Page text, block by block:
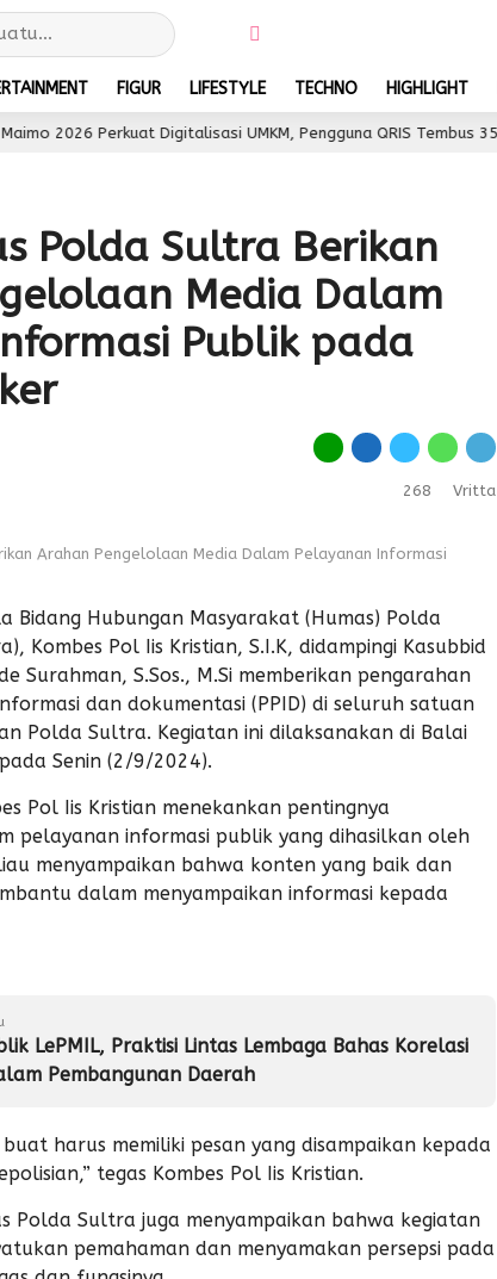
FIGUR LIFESTYLE TECHNO HIGHLIGHT
Perkuat Digitalisasi UMKM, Pengguna QRIS Tembus 350 Ribu
Polda Sultra Berikan
Media Dalam
Publik pada
268 Vritta
Arahan Pengelolaan Media Dalam Pelayanan Informasi
Bidang Hubungan Masyarakat (Humas) Polda
Kombes Pol Iis Kristian, S.I.K, didampingi Kasubbid
Surahman, S.Sos., M.Si memberikan pengarahan
dan dokumentasi (PPID) di seluruh satuan
Polda Sultra. Kegiatan ini dilaksanakan di Balai
Senin (2/9/2024).
Pol Iis Kristian menekankan pentingnya
pelayanan informasi publik yang dihasilkan oleh
menyampaikan bahwa konten yang baik dan
dalam menyampaikan informasi kepada
LePMIL, Praktisi Lintas Lembaga Bahas Korelasi
Pembangunan Daerah
harus memiliki pesan yang disampaikan kepada
tegas Kombes Pol Iis Kristian.
Polda Sultra juga menyampaikan bahwa kegiatan
pemahaman dan menyamakan persepsi pada